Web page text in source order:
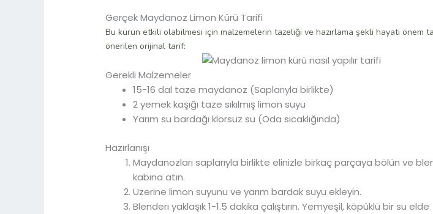
Gerçek Maydanoz Limon Kürü Tarifi
Bu kürün etkili olabilmesi için malzemelerin tazeliği ve hazırlama şekli hayati önem
önerilen orijinal tarif:
Gerekli Malzemeler
15-16 dal taze maydanoz (Saplarıyla birlikte)
2 yemek kaşığı taze sıkılmış limon suyu
Yarım su bardağı klorsuz su (Oda sıcaklığında)
Hazırlanışı
Maydanozları saplarıyla birlikte elinizle birkaç parçaya bölün ve
kabına atın.
Üzerine limon suyunu ve yarım bardak suyu ekleyin.
Blenderı yaklaşık 1-1.5 dakika çalıştırın. Yemyeşil, köpüklü bir su elde